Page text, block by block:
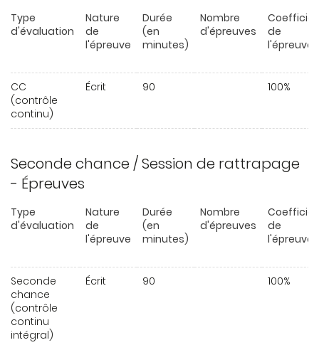
Type
d'évaluation
Nature
de
l'épreuve
Durée
(en
minutes)
Nombre
d'épreuves
de
l'épreuve
CC
(contrôle
continu)
Écrit 90 100%
Seconde chance / Session de rattrapage
- Épreuves
Type
d'évaluation
Nature
de
l'épreuve
Durée
(en
minutes)
Nombre
d'épreuves
de
l'épreuve
Seconde
chance
(contrôle
continu
intégral)
Écrit 90 100%